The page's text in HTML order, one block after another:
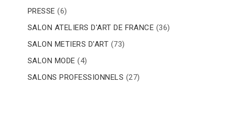
PRESSE (6)
SALON ATELIERS D'ART DE FRANCE (36)
SALON METIERS D'ART (73)
SALON MODE (4)
SALONS PROFESSIONNELS (27)